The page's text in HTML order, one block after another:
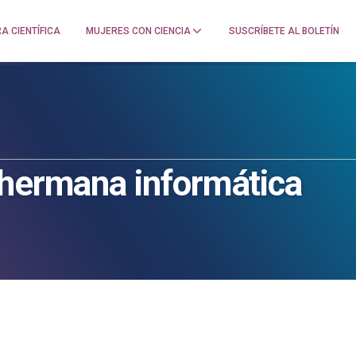
CIENTÍFICA MUJERES CON CIENCIA SUSCRÍBETE AL BOLETÍN
informática